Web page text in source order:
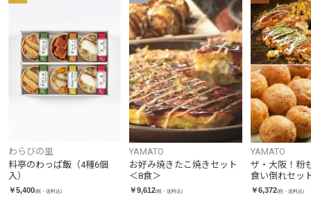
わらびの里
料亭のわっぱ飯（4種6個
入）
￥5,400(税・送料込)
YAMATO
お好み焼きたこ焼きセット
＜8食＞
￥9,612(税・送料込)
YAMATO
ザ・大阪！粉
食い倒れセッ
￥6,372(税・送料込)